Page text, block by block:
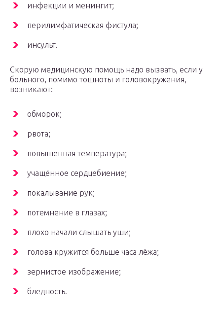
инфекции и менингит;
перилимфатическая фистула;
инсульт.
Скорую медицинскую помощь надо вызвать, если у
больного, помимо тошноты и головокружения,
возникают:
обморок;
рвота;
повышенная температура;
учащённое сердцебиение;
покалывание рук;
потемнение в глазах;
плохо начали слышать уши;
голова кружится больше часа лёжа;
зернистое изображение;
бледность.